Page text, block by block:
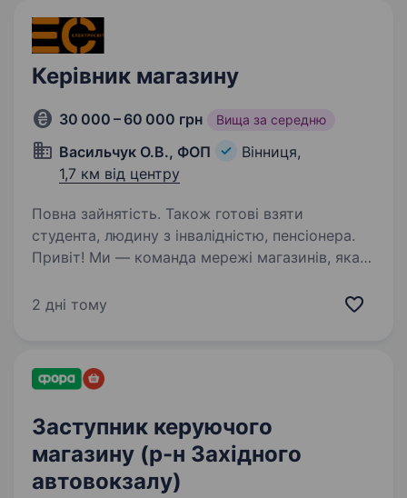
Керівник магазину
30 000 – 60 000 грн Вища за середню
Васильчук О.В., ФОП
Вінниця,
1,7 км від центру
Повна зайнятість. Також готові взяти
студента, людину з інвалідністю, пенсіонера.
Привіт! Ми — команда мережі магазинів, яка
сучасне освітлення і широкий асортимент
хоче…
2 дні тому
Заступник керуючого
магазину (р-н Західного
автовокзалу)